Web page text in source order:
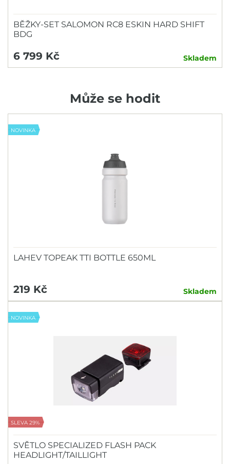
BĚŽKY-SET SALOMON RC8 ESKIN HARD SHIFT
BDG
6 799 Kč Skladem
Může se hodit
NOVINKA
LAHEV TOPEAK TTI BOTTLE 650ML
219 Kč Skladem
NOVINKA
SLEVA 29%
SVĚTLO SPECIALIZED FLASH PACK
HEADLIGHT/TAILLIGHT